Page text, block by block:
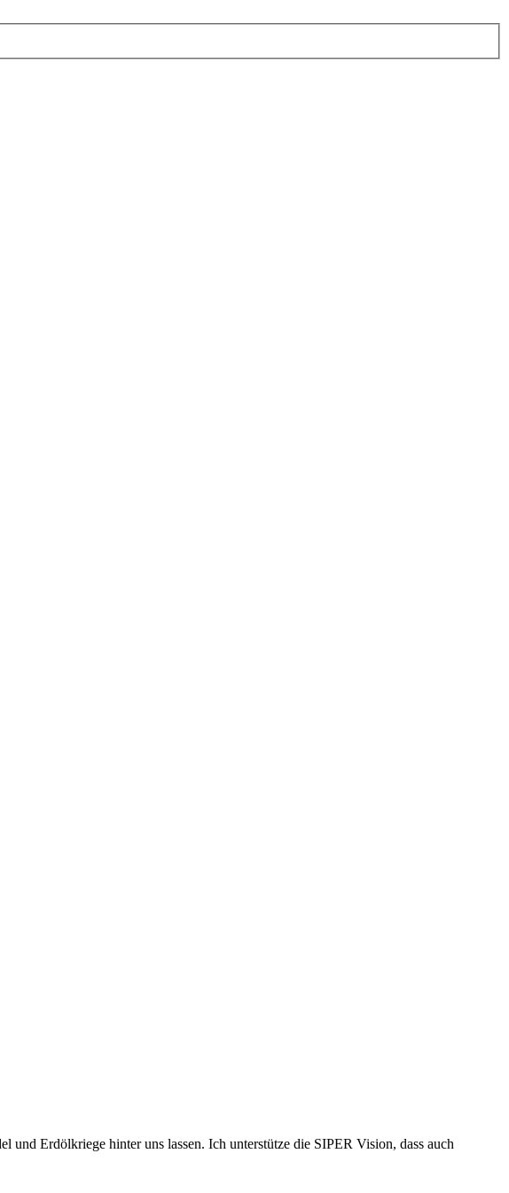
und Erdölkriege hinter uns lassen. Ich unterstütze die SIPER Vision, dass auch